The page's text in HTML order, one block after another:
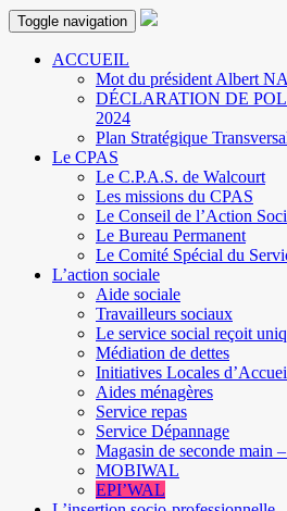
Toggle navigation
ACCUEIL
Mot du président Albert
DÉCLARATION DE
2024
Plan Stratégique
Le CPAS
Le C.P.A.S. de Walcourt
Les missions du CPAS
Le Conseil de l’Action
Le Bureau Permanent
Le Comité Spécial du
L’action sociale
Aide sociale
Travailleurs sociaux
Le service social reçoit
Médiation de dettes
Initiatives Locales
Aides ménagères
Service repas
Service Dépannage
Magasin de seconde main
MOBIWAL
EPI’WAL